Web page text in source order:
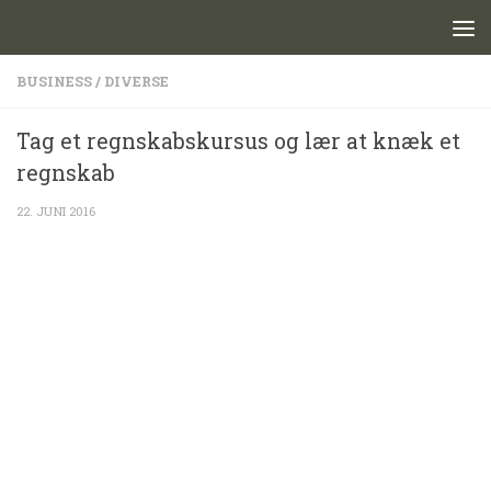
BUSINESS / DIVERSE
Tag et regnskabskursus og lær at knæk et
regnskab
22. JUNI 2016